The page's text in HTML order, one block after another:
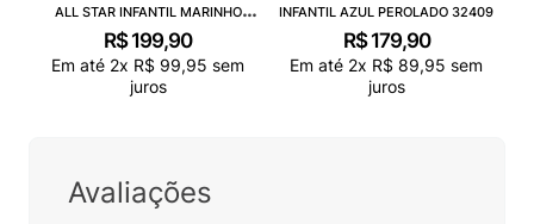
ALL STAR INFANTIL MARINHO
CK00020003
R$ 199,90
Em até 2x R$ 99,95 sem
juros
INFANTIL AZUL PEROLADO 32409
R$ 179,90
Em até 2x R$ 89,95 sem
juros
Avaliações